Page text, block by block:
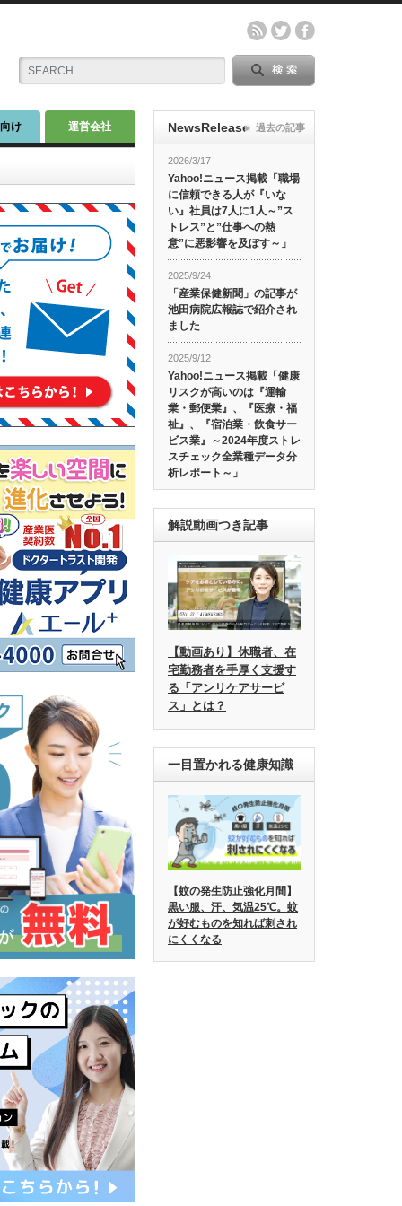
け 運営会社 NewsRelease
2026/3/17
Yahoo!ニュース掲載「職場
に信頼できる人が『いな
い』社員は7人に1人～”ス
トレス”と”仕事への熱
意”に悪影響を及ぼす～」
2025/9/24
「産業保健新聞」の記事が
池田病院広報誌で紹介され
ました
2025/9/12
Yahoo!ニュース掲載「健康
リスクが高いのは『運輸
業・郵便業』、『医療・福
祉』、『宿泊業・飲食サー
ビス業』～2024年度ストレ
スチェック全業種データ分
析レポート～」
過去の記事
解説動画つき記事
【動画あり】休職者、在
宅勤務者を手厚く支援す
る「アンリケアサービ
ス」とは？
一目置かれる健康知識
【蚊の発生防止強化月間】
黒い服、汗、気温25℃。蚊
が好むものを知れば刺され
にくくなる